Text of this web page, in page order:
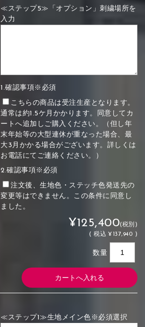
≪ステップ5≫「オプション」刺繍場所を
入力
1.確認事項※必須
こちらの商品は受注生産となります。
通常は約1.5ケ月かかります。同意してカ
ートへ追加しご購入ください。（但し年
末年始等の大型連休が重なった場合、最
大3月かかる場合がございます。詳しくは
お電話にてご連絡ください。）
2.確認事項※必須
注文後、生地色・ステッチ色発送先の
変更等はできません。この条件に同意し
ました。
¥125,400(税別)
(税込 ¥137,940 )
数量
≪ステップ1≫生地メイン色※必須選択